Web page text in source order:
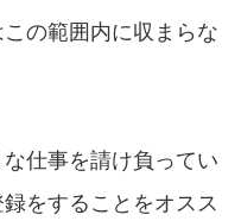
の範囲内に収まらな
仕事を請け負ってい
をすることをオスス